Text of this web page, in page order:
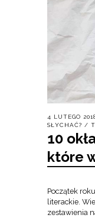
4 LUTEGO
SŁYCHAĆ? /
10
które
Początek
literackie.
zestawienia